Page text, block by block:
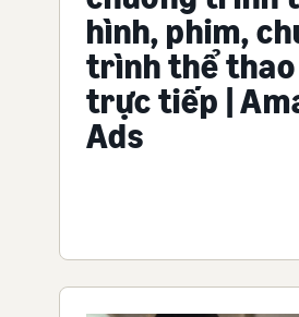
hình, phim,
trình thể
trực tiếp |
Ads